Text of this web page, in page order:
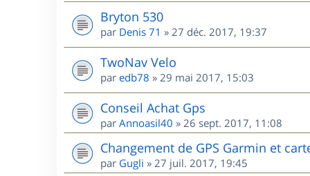
Bryton 530
par Denis 71 » 27 déc. 2017, 19:37
TwoNav Velo
par edb78 » 29 mai 2017, 15:03
Conseil Achat Gps
par Annoasil40 » 26 sept. 2017, 11:08
Changement de GPS Garmin et
par Gugli » 27 juil. 2017, 19:45